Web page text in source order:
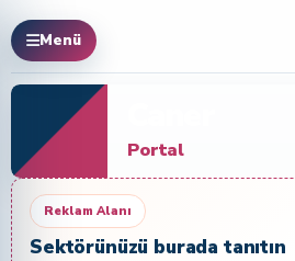
Menü
Portal
Reklam Alanı
Sektörünüzü burada tanıtın